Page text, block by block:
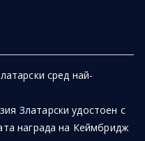
сред най-
Златарски удостоен с
награда на Кеймбридж